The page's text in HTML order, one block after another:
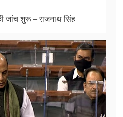
जांच शुरू – राजनाथ सिंह